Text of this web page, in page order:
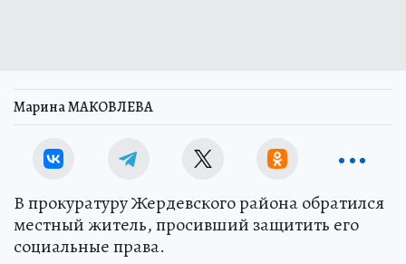
Марина МАКОВЛЕВА
В прокуратуру Жердевского района обратился
местный житель, просивший защитить его
социальные права.